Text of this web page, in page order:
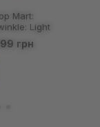
Брелок Fuggler:
Collectible
Gold Edition: Series 3
(Blind Box: 1 з 24),
Цена